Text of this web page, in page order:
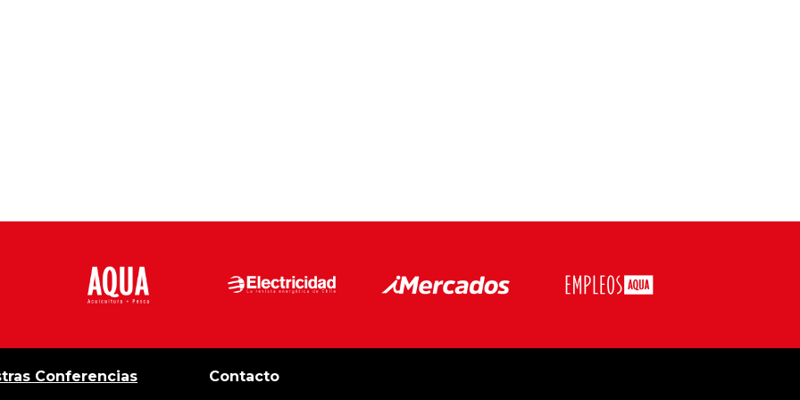
Conferencias Contacto